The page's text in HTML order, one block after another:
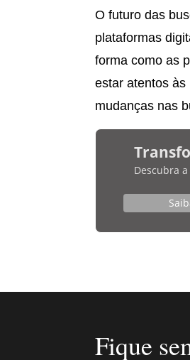
O futuro das
plataformas
forma como as
estar atentos
mudanças nas
Descubra
Fique